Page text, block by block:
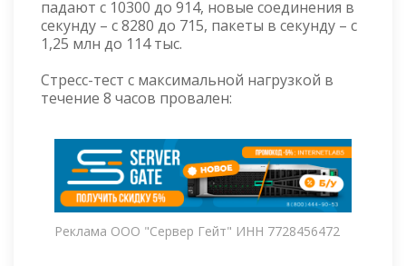
падают с 10300 до 914, новые соединения в
секунду – с 8280 до 715, пакеты в секунду – с
1,25 млн до 114 тыс.
Стресс-тест с максимальной нагрузкой в
течение 8 часов провален:
Реклама ООО "Сервер Гейт" ИНН 7728456472